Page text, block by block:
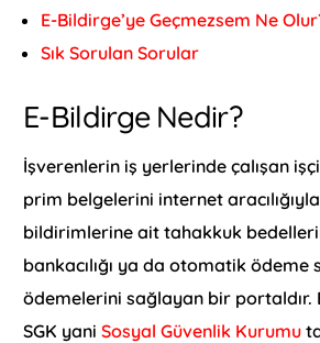
E-Bildirge’ye Geçmezsem Ne
Sık Sorulan Sorular
E-Bildirge Nedir?
İşverenlerin iş yerlerinde çalışan
prim belgelerini internet
bildirimlerine ait tahakkuk
bankacılığı ya da otomatik ödeme
ödemelerini sağlayan bir portaldır.
SGK yaniSosyal Güvenlik Kurumu